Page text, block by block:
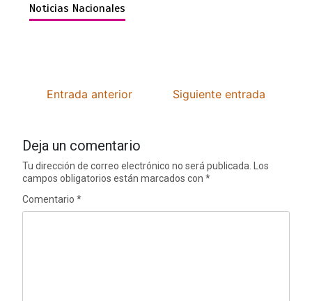
Noticias Nacionales
Entrada anterior Siguiente entrada
Deja un comentario
Tu dirección de correo electrónico no será publicada.
Los
campos obligatorios están marcados con*
Comentario*